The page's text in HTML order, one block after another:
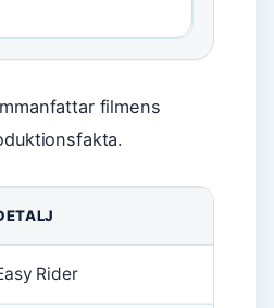
filmens
Rider